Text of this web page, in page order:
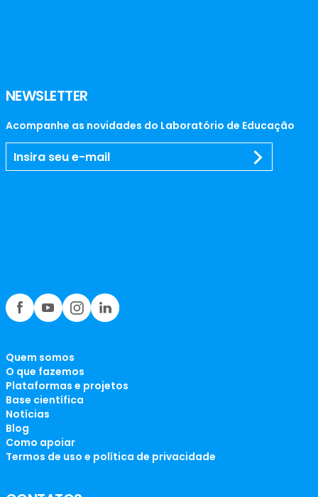
NEWSLETTER
Acompanhe as novidades do Laboratório de Educação
Quem somos
O que fazemos
Plataformas e projetos
Base científica
Notícias
Blog
Como apoiar
Termos de uso e política de privacidade